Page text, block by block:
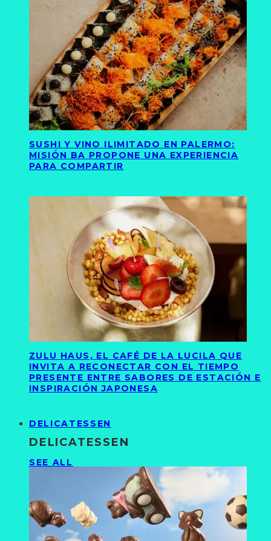
SUSHI Y VINO ILIMITADO EN PALERMO:
MISIÓN BA PROPONE UNA EXPERIENCIA
PARA COMPARTIR
ZULU HAUS, EL CAFÉ DE LA LUCILA QUE
INVITA A RECONECTAR CON EL TIEMPO
PRESENTE ENTRE SABORES DE ESTACIÓN E
INSPIRACIÓN JAPONESA
DELICATESSEN
DELICATESSEN
SEE ALL